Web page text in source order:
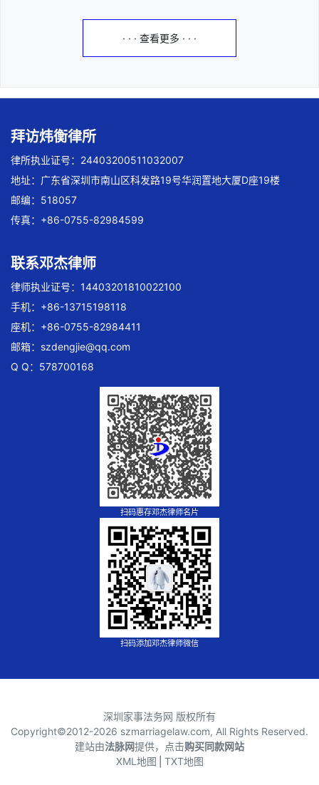
· · · 查看更多 · · ·
拜访炜衡律所
律所执业证号：24403200511032007
地址：广东省深圳市南山区科发路19号华润置地大厦D座19楼
邮编：518057
传真：+86-0755-82984599
联系邓杰律师
律师执业证号：14403201810022100
手机：+86-13715198118
座机：+86-0755-82984411
邮箱： szdengjie@qq.com
Q Q：578700168
扫码惠存邓杰律师名片
扫码添加邓杰律师微信
深圳家事法务网 版权所有
Copyright©2012-2026 szmarriagelaw.com, All Rights Reserved.
建站由法脉网提供，点击购买同款网站
XML地图 TXT地图